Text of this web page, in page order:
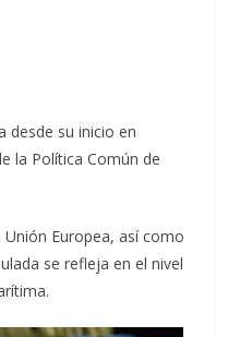
desde su inicio en
la Política Común de
Europea, así como
se refleja en el nivel